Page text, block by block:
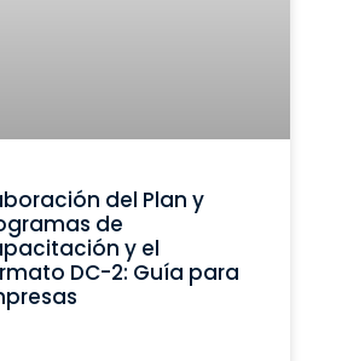
del Plan y
de
y el
DC-2: Guía para